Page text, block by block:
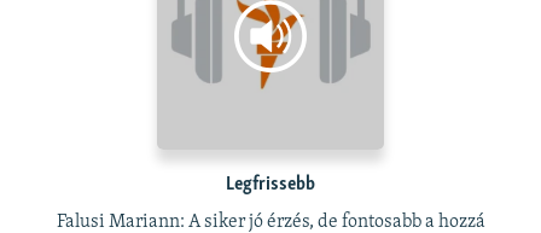
Legfrissebb
Falusi Mariann: A siker jó érzés, de fontosabb a hozzá